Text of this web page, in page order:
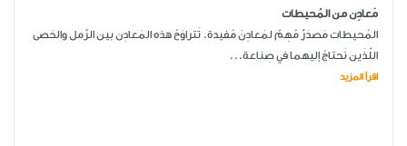
مَعادِن من المُحيطات
المُحيطات مَصدَرٌ مُهِمّ لمَعادِنَ مُفيدة. تَتراوَحُ هذه المَعادِن بين الرَّمل والحَصى
اللّذَين نَحتاجُ إليهما في صِناعة...
اقرأ المزيد